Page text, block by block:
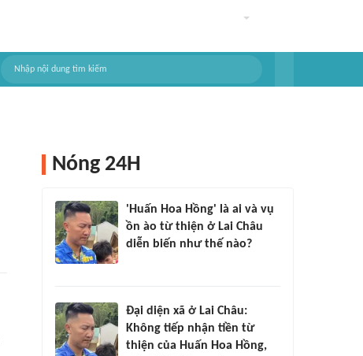
Nóng 24H
'Huấn Hoa Hồng' là ai và vụ
ồn ào từ thiện ở Lai Châu
diễn biến như thế nào?
Đại diện xã ở Lai Châu:
Không tiếp nhận tiền từ
thiện của Huấn Hoa Hồng,